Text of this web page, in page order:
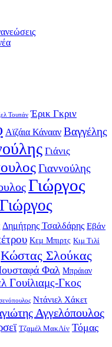
Τουπάν Έρικ Γκριν
Αϊζάια Κάνααν Βαγγέλης
Γιάνις
Γιαννούλης
Γιώργος
Γιώργος
Δημήτρης Τσαλδάρης Εβάν
Κεμ Μπιρτς Κιμ Τιλί
Κώστας Σλούκας
Φαλ Μπράιαν
Γουίλιαμς-Γκος
Ντάνιελ Χάκετ
Αγγελόπουλος
Τζαμέλ ΜακΛίν Τόμας